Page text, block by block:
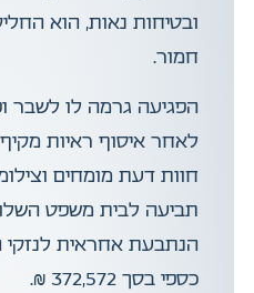
ובטיחות נאות, הוא
חמור.
הפגיעה גרמה לו לשבר
לאחר איסוף ראיות
חוות דעת מומחים
תביעה לבית משפט
הנתבעת אחראית לנזקי
כספי בסך 372,572 ₪.